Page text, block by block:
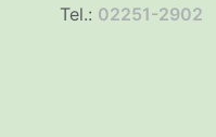
Tel.: 02251-2902